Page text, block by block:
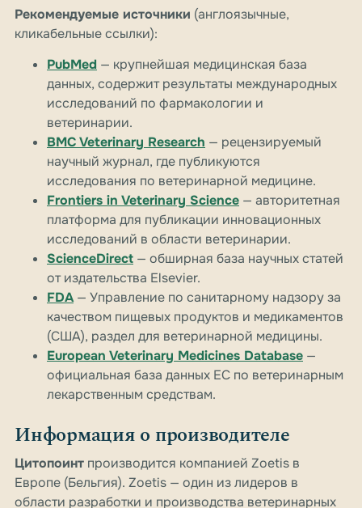
Рекомендуемые источники (англоязычные,
кликабельные ссылки):
PubMed — крупнейшая медицинская база
данных, содержит результаты международных
исследований по фармакологии и
ветеринарии.
BMC Veterinary Research — рецензируемый
научный журнал, где публикуются
исследования по ветеринарной медицине.
Frontiers in Veterinary Science — авторитетная
платформа для публикации инновационных
исследований в области ветеринарии.
ScienceDirect — обширная база научных статей
от издательства Elsevier.
FDA— Управление по санитарному надзору за
качеством пищевых продуктов и медикаментов
(США), раздел для ветеринарной медицины.
European Veterinary Medicines Database —
официальная база данных ЕС по ветеринарным
лекарственным средствам.
Информация о производителе
Цитопоинт производится компанией Zoetis в
Европе (Бельгия). Zoetis — один из лидеров в
области разработки и производства ветеринарных